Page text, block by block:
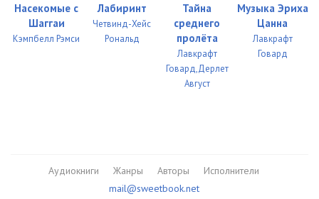
Насекомые с
Шаггаи
Кэмпбелл Рэмси
Лабиринт
Четвинд-Хейс
Рональд
Тайна
среднего
пролёта
Лавкрафт
Говард,Дерлет
Август
Музыка Эриха
Цанна
Лавкрафт
Говард
Аудиокниги Жанры Авторы
Исполнители
mail@sweetbook.net